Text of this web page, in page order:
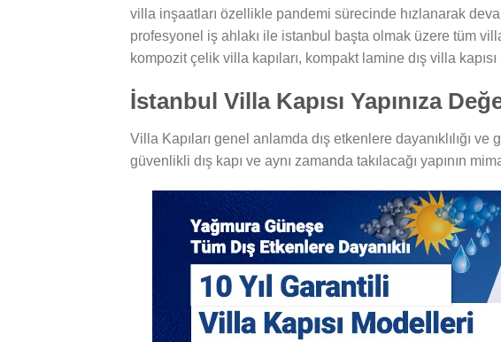
villa inşaatları özellikle pandemi sürecinde hızlanarak
profesyonel iş ahlakı ile istanbul başta olmak üzere tüm
kompozit çelik villa kapıları, kompakt lamine dış villa
İstanbul Villa Kapısı Yapınıza
Villa Kapıları genel anlamda dış etkenlere dayanıklılığı
güvenlikli dış kapı ve aynı zamanda takılacağı yapının